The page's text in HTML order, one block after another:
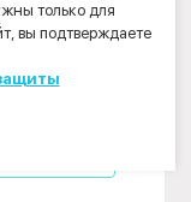
только для
вы подтверждаете